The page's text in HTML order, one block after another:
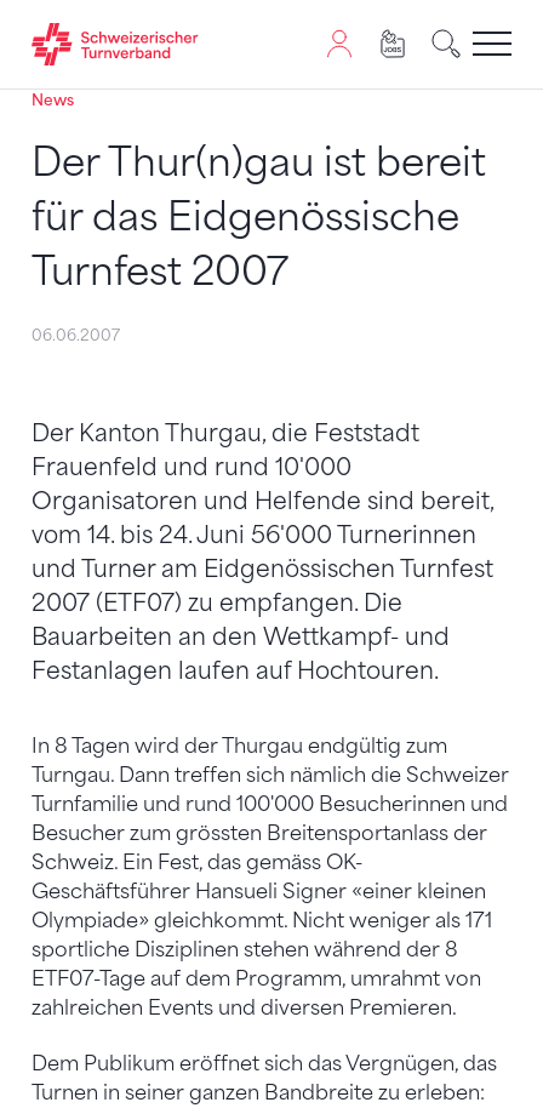
Zum Inhalt springen
Zur Sitemap navigieren
Zum Navigieren dieser Seite wird JavaScript benötigt.
News
Der Thur(n)gau ist bereit
für das Eidgenössische
Turnfest 2007
06.06.2007
Der Kanton Thurgau, die Feststadt
Frauenfeld und rund 10'000
Organisatoren und Helfende sind bereit,
vom 14. bis 24. Juni 56'000 Turnerinnen
und Turner am Eidgenössischen Turnfest
2007 (ETF07) zu empfangen. Die
Bauarbeiten an den Wettkampf- und
Festanlagen laufen auf Hochtouren.
In 8 Tagen wird der Thurgau endgültig zum
Turngau. Dann treffen sich nämlich die Schweizer
Turnfamilie und rund 100'000 Besucherinnen und
Besucher zum grössten Breitensportanlass der
Schweiz. Ein Fest, das gemäss OK-
Geschäftsführer Hansueli Signer «einer kleinen
Olympiade» gleichkommt. Nicht weniger als 171
sportliche Disziplinen stehen während der 8
ETF07-Tage auf dem Programm, umrahmt von
zahlreichen Events und diversen Premieren.
Dem Publikum eröffnet sich das Vergnügen, das
Turnen in seiner ganzen Bandbreite zu erleben: